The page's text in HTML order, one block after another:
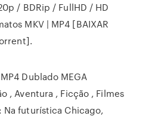
/ BDRip / FullHD / HD
MKV | MP4 [BAIXAR
Dublado MEGA
, Aventura , Ficção , Filmes
Na futurística Chicago,